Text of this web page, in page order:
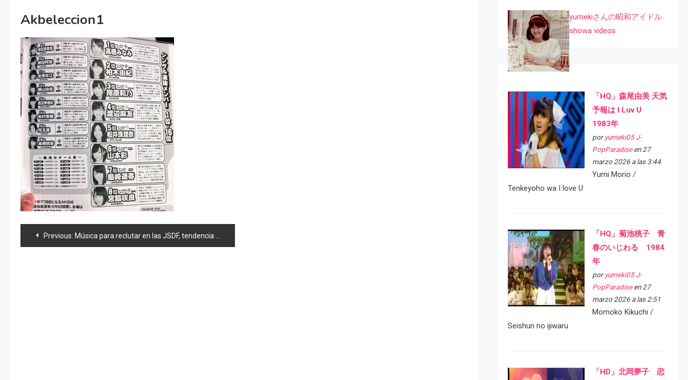
Akbeleccion1
Navegación
Previous: Música para reclutar en las JSDF, tendencia electoral y news 48
yumekiさんの昭和アイドル
showa videos
「HQ」森尾由美 天気
予報は I Luv U
1983年
por yumeki05 J-
PopParadiseen 27
marzo 2026 a las 3:44
Yumi Morio /
Tenkeyoho wa I love U
「HQ」菊池桃子 青
春のいじわる 1984
年
por yumeki05 J-
PopParadiseen 27
marzo 2026 a las 2:51
Momoko Kikuchi /
Seishun no ijiwaru
「HD」北岡夢子 恋